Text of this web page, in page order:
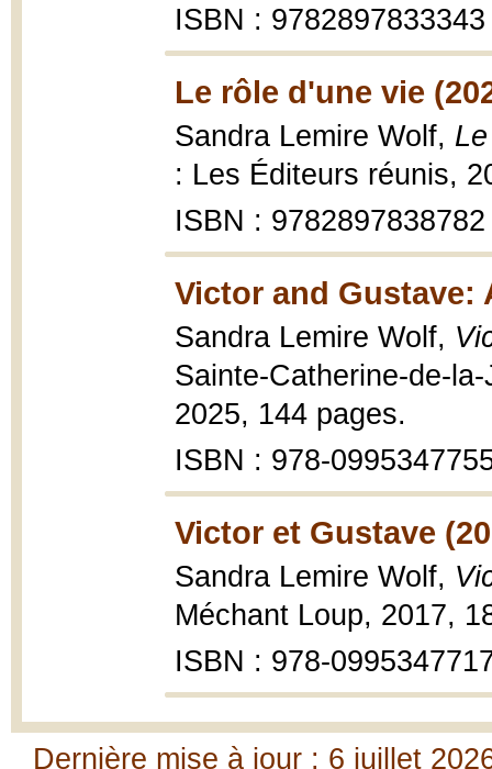
ISBN : 9782897833343
Le rôle d'une vie
Sandra Lemire Wolf,
: Les Éditeurs réunis,
ISBN : 9782897838782
Victor and Gustave:
Sandra Lemire Wolf,
Sainte-Catherine-de-
2025, 144 pages.
ISBN : 978-
Victor et Gustave
Sandra Lemire Wolf,
Méchant Loup, 2017,
ISBN : 978-
Dernière mise à jour : 6 juillet